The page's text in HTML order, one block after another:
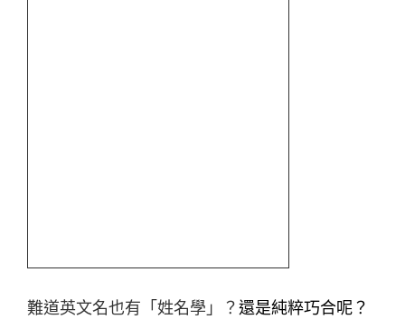
難道英文名也有「姓名學」？ 還是純粹巧合呢？